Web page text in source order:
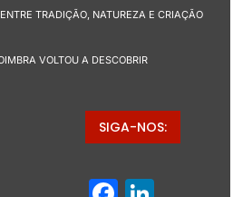
TRADIÇÃO, NATUREZA E CRIAÇÃO
VOLTOU A DESCOBRIR
SIGA-NOS: